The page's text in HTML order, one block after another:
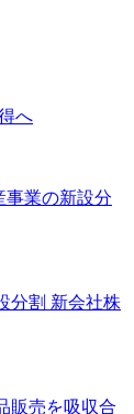
へ
事業の新設分
分割 新会社株
販売を吸収合